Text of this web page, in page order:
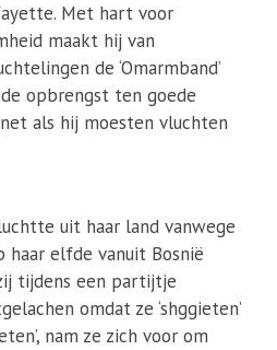
Met hart voor
maakt hij van
de ‘Omarmband’
opbrengst ten goede
als hij moesten vluchten
uit haar land vanwege
haar elfde vanuit Bosnië
tijdens een partijtje
omdat ze ‘shggieten’
nam ze zich voor om